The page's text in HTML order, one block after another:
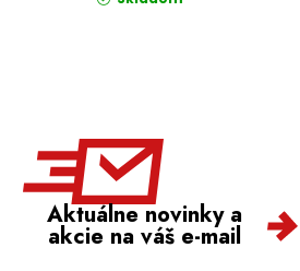
Aktuálne novinky a
akcie na váš e-mail